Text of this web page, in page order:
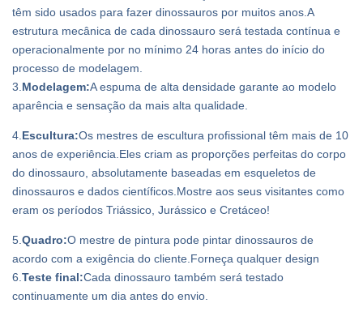
têm sido usados ​​para fazer dinossauros por muitos anos.A
estrutura mecânica de cada dinossauro será testada contínua e
operacionalmente por no mínimo 24 horas antes do início do
processo de modelagem.
3. Modelagem:A espuma de alta densidade garante ao modelo
aparência e sensação da mais alta qualidade.
4. Escultura:Os mestres de escultura profissional têm mais de 10
anos de experiência.Eles criam as proporções perfeitas do corpo
do dinossauro, absolutamente baseadas em esqueletos de
dinossauros e dados científicos.Mostre aos seus visitantes como
eram os períodos Triássico, Jurássico e Cretáceo!
5. Quadro:O mestre de pintura pode pintar dinossauros de
acordo com a exigência do cliente.Forneça qualquer design
6. Teste final:Cada dinossauro também será testado
continuamente um dia antes do envio.